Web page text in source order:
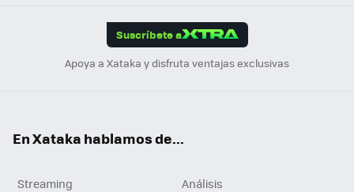
Suscríbete a
Apoya a Xataka y disfruta ventajas exclusivas
En Xataka hablamos de...
Streaming
Análisis